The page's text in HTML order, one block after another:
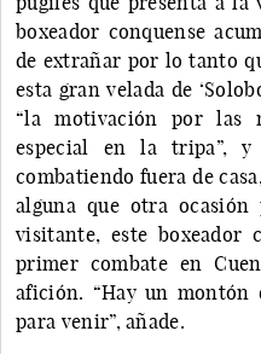
boxeador conquense
de extrañar por lo tanto
esta gran velada de
“la motivación por las
especial en la tripa”,
combatiendo fuera de
alguna que otra
visitante, este boxeador
primer combate en
afición. “Hay un montón
para venir”, añade.